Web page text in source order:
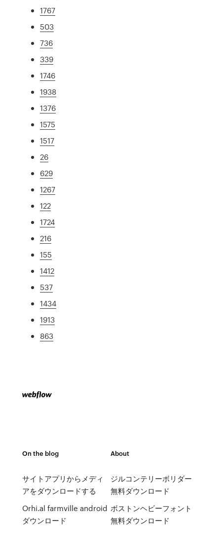
1767
503
736
339
1746
1938
1376
1575
1517
26
629
1267
122
1724
216
155
1412
537
1434
1913
863
On the blog
サイトアプリからメディ
アをダウンロードする
Orhi.al farmville android
ダウンロード
About
ジルコンテリーボリダー
無料ダウンロード
ボストンヘビーフォント
無料ダウンロード